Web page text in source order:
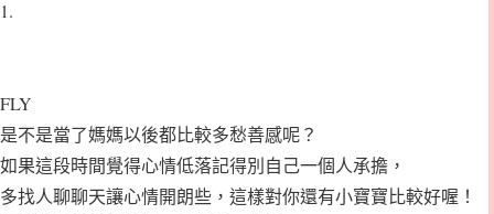
1.
FLY
是不是當了媽媽以後都比較多愁善感呢？
如果這段時間覺得心情低落記得別自己一個人承擔，
多找人聊聊天讓心情開朗些，這樣對你還有小寶寶比較好喔！